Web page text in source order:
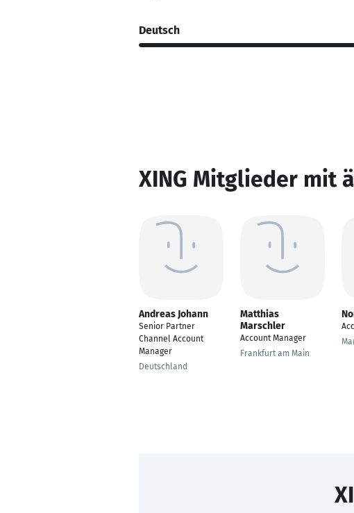
Deutsch
XING Mitglieder mit
Andreas Johann
Senior Partner
Channel Account
Manager
Deutschland
Matthias
Marschler
Account Manager
Frankfurt am Main